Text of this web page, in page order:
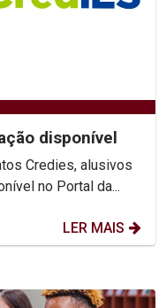
disponível
no Portal da...
LER MAIS